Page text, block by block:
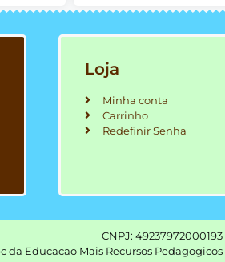
Loja
Minha conta
Carrinho
Redefinir Senha
CNPJ: 49237972000193
da Educacao Mais Recursos Pedagogicos